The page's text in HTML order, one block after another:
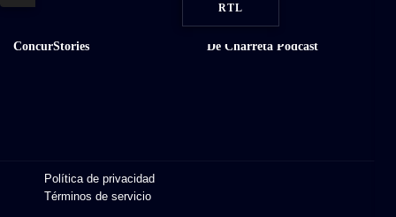
ConcurStories De Charreta Podcast
Política de privacidad
Términos de servicio
RTL